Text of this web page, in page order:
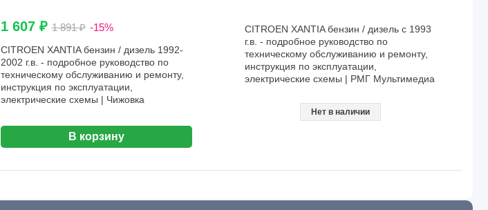
1 607 ₽1 891 ₽ -15%
CITROEN XANTIA бензин / дизель 1992-
2002 г.в. - подробное руководство по
техническому обслуживанию и ремонту,
инструкция по эксплуатации,
электрические схемы | Чижовка
В корзину
CITROEN XANTIA бензин / дизель с 1993
г.в. - подробное руководство по
техническому обслуживанию и ремонту,
инструкция по эксплуатации,
электрические схемы | РМГ Мультимедиа
Нет в наличии